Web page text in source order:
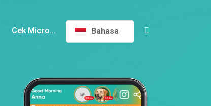
Cek Micro... Bahasa